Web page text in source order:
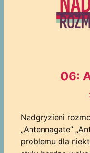
06:
Nadgryzieni
„Antennagate”
problemu dla